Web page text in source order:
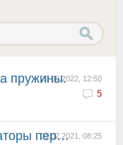
29.09.2022, 12:50
5
пружины.
01.02.2021, 08:25
подвески